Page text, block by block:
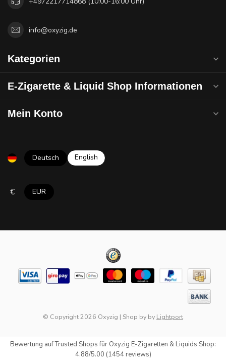
info@oxyzig.de
Kategorien
E-Zigarette & Liquid Shop Informationen
Mein Konto
Deutsch English
€ EUR
© Copyright 2026 Oxyzig | Shop by by Lightport
Bewertung aufTrusted Shopsfür Oxyzig E-Zigaretten & Liquids Shop:
4.88/5.00 (1454 reviews)